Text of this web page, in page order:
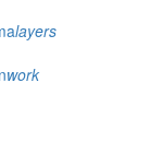
layers
work